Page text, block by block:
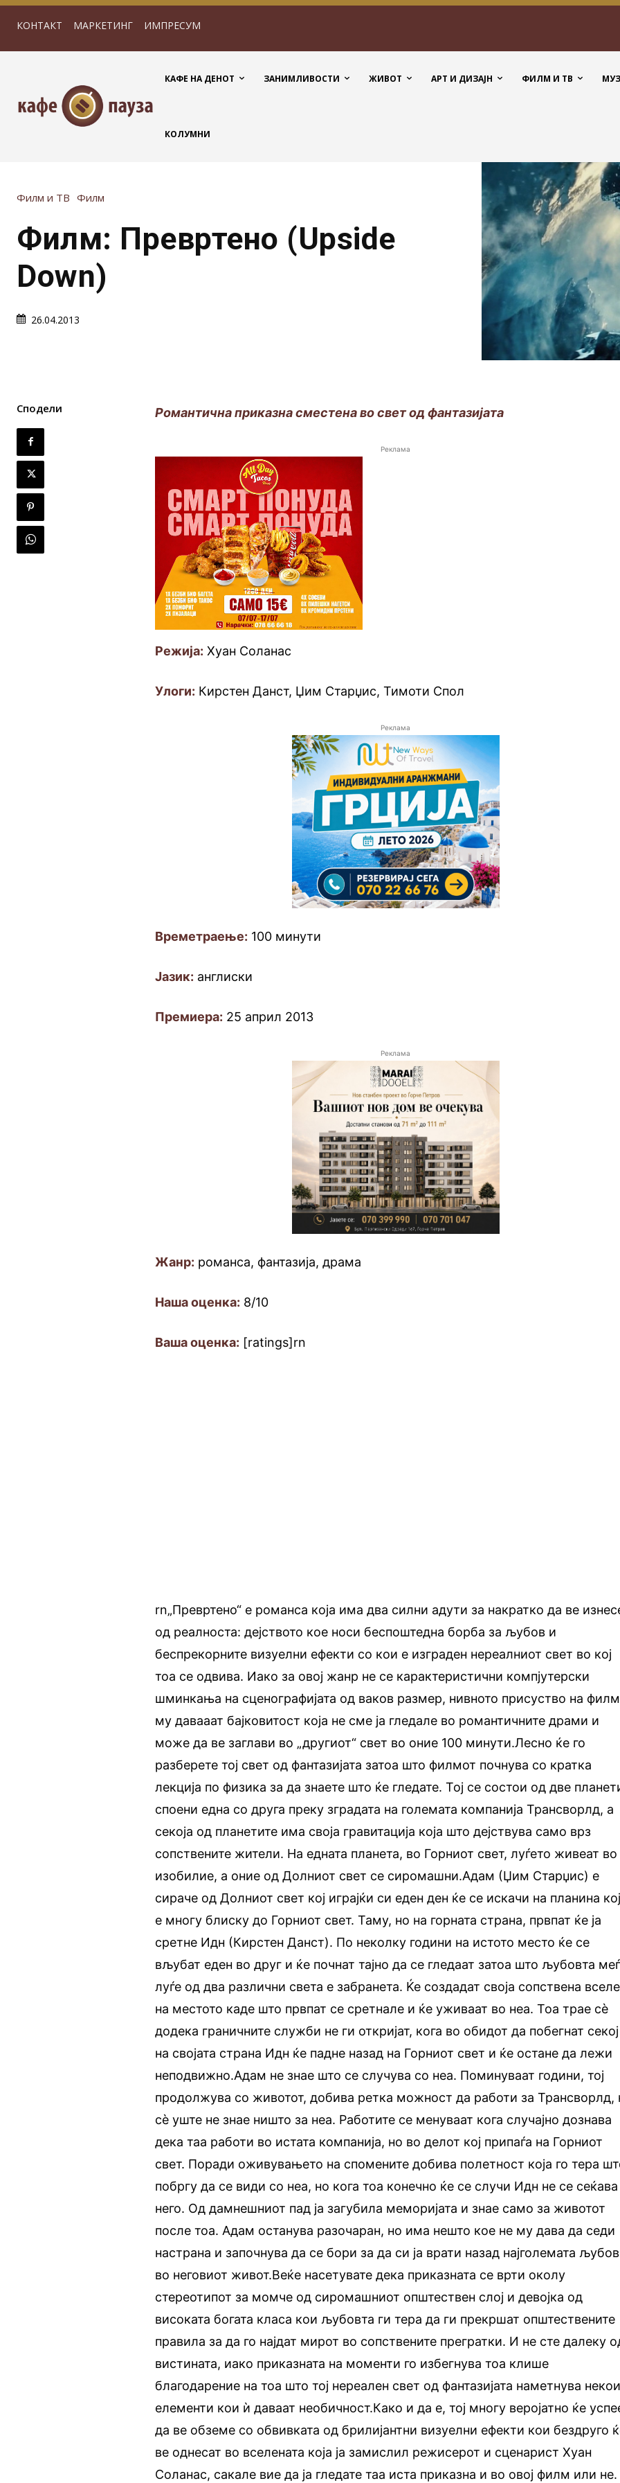
КОНТАКТ МАРКЕТИНГ ИМПРЕСУМ
КАФЕ НА ДЕНОТ ЗАНИМЛИВОСТИ ЖИВОТ АРТ И ДИЗАЈН ФИЛМ И ТВ
КОЛУМНИ
Филм и ТВ Филм
Филм: Превртено (Upside
Down)
26.04.2013
Сподели Романтична приказна сместена во свет од фантазијата
Реклама
Режија: Хуан Соланас
Улоги: Кирстен Данст, Џим Старџис, Тимоти Спол
Реклама
Времетраење: 100 минути
Јазик: англиски
Премиера: 25 април 2013
Реклама
Жанр: романса, фантазија, драма
Наша оценка: 8/10
Ваша оценка: [ratings]rn
rn„Превртено“ е романса која има два силни адути за накратко да ве
од реалноста: дејството кое носи беспоштедна борба за љубов и
беспрекорните визуелни ефекти со кои е изграден нереалниот свет во кој
тоа се одвива. Иако за овој жанр не се карактеристични компјутерски
шминкања на сценографијата од ваков размер, нивното присуство на
му давааат бајковитост која не сме ја гледале во романтичните драми и
може да ве заглави во „другиот“ свет во оние 100 минути.Лесно ќе го
разберете тој свет од фантазијата затоа што филмот почнува со кратка
лекција по физика за да знаете што ќе гледате. Тој се состои од две
споени една со друга преку зградата на големата компанија Трансворлд, а
секоја од планетите има своја гравитација која што дејствува само врз
сопствените жители. На едната планета, во Горниот свет, луѓето живеат во
изобилие, а оние од Долниот свет се сиромашни.Адам (Џим Старџис) е
сираче од Долниот свет кој играјќи си еден ден ќе се искачи на планина
е многу блиску до Горниот свет. Таму, но на горната страна, првпат ќе ја
сретне Идн (Кирстен Данст). По неколку години на истото место ќе се
вљубат еден во друг и ќе почнат тајно да се гледаат затоа што љубовта
луѓе од два различни света е забранета. Ќе создадат своја сопствена
на местото каде што првпат се сретнале и ќе уживаат во неа. Тоа трае сè
додека граничните служби не ги откријат, кога во обидот да побегнат секој
на својата страна Идн ќе падне назад на Горниот свет и ќе остане да лежи
неподвижно.Адам не знае што се случува со неа. Поминуваат години, тој
продолжува со животот, добива ретка можност да работи за Трансворлд,
сè уште не знае ништо за неа. Работите се менуваат кога случајно дознава
дека таа работи во истата компанија, но во делот кој припаѓа на Горниот
свет. Поради оживувањето на спомените добива полетност која го тера
побргу да се види со неа, но кога тоа конечно ќе се случи Идн не се сеќава
него. Од дамнешниот пад ја загубила меморијата и знае само за животот
после тоа. Адам останува разочаран, но има нешто кое не му дава да седи
настрана и започнува да се бори за да си ја врати назад најголемата љубов
во неговиот живот.Веќе насетувате дека приказната се врти околу
стереотипот за момче од сиромашниот општествен слој и девојка од
високата богата класа кои љубовта ги тера да ги прекршат општествените
правила за да го најдат мирот во сопствените прегратки. И не сте далеку
вистината, иако приказната на моменти го избегнува тоа клише
благодарение на тоа што тој нереален свет од фантазијата наметнува некои
елементи кои ѝ даваат необичност.Како и да е, тој многу веројатно ќе
да ве обземе со обвивката од брилијантни визуелни ефекти кои бездруго
ве однесат во вселената која ја замислил режисерот и сценарист Хуан
Соланас, сакале вие да ја гледате таа иста приказна и во овој филм или не.